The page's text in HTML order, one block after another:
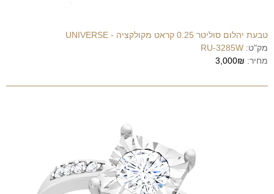
טבעת יהלום סוליטר 0.25 קראט מקולקציה - UNIVERSE
מק"ט: RU-3285W
מחיר: 3,000₪